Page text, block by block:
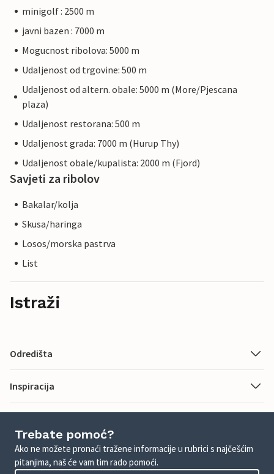
minigolf : 2500 m
javni bazen : 7000 m
Mogucnost ribolova: 5000 m
Udaljenost od trgovine: 500 m
Udaljenost od altern. obale: 5000 m (More/Pjescana
plaza)
Udaljenost restorana: 500 m
Udaljenost grada: 7000 m (Hurup Thy)
Udaljenost obale/kupalista: 2000 m (Fjord)
Savjeti za ribolov
Bakalar/kolja
Skusa/haringa
Losos/morska pastrva
List
Istraži
Odredišta
Inspiracija
Trebate pomoć?
Ako ne možete pronaći tražene informacije u rubrici s najčešćim
pitanjima, naš će vam tim rado pomoći.